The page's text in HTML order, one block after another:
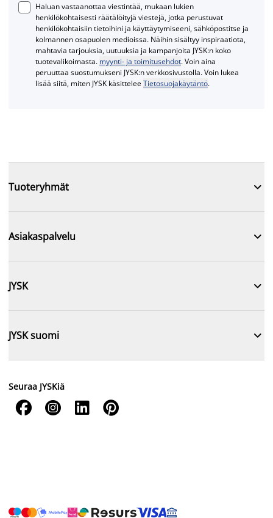
Haluan vastaanottaa viestintää, mukaan lukien
henkilökohtaisesti räätälöityjä viestejä, jotka perustuvat
henkilökohtaisiin tietoihini ja käyttäytymiseeni, sähköpostitse ja
kolmannen osapuolen medioissa. Näihin sisältyy inspiraatiota,
mahtavia tarjouksia, uutuuksia ja kampanjoita JYSK:n koko
tuotevalikoimasta. myynti- ja toimitusehdot. Voin aina
peruuttaa suostumukseni JYSK:n verkkosivustolla. Voin lukea
lisää siitä, miten JYSK käsitteleeTietosuojakäytäntö.
Tuoteryhmät 
Asiakaspalvelu 
JYSK 
JYSK suomi 
Seuraa JYSKiä
   